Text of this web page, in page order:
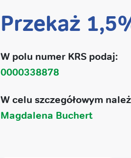
Przekaż
W polu numer KRS podaj:
0000338878
W celu szczegółowym
Magdalena Buchert